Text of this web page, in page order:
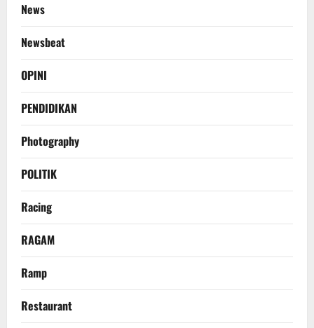
News
Newsbeat
OPINI
PENDIDIKAN
Photography
POLITIK
Racing
RAGAM
Ramp
Restaurant